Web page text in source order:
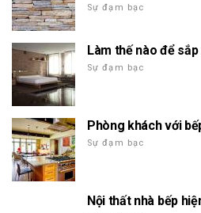
Sự đạm bạc
Làm thế nào để
Sự đạm bạc
Phòng khách với
Sự đạm bạc
Nội thất nhà bếp